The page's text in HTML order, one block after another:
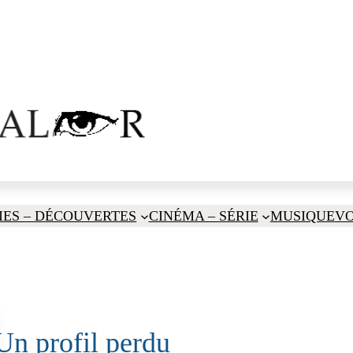
– DÉCOUVERTES CINÉMA – SÉRIE MUSIQUE
profil perdu